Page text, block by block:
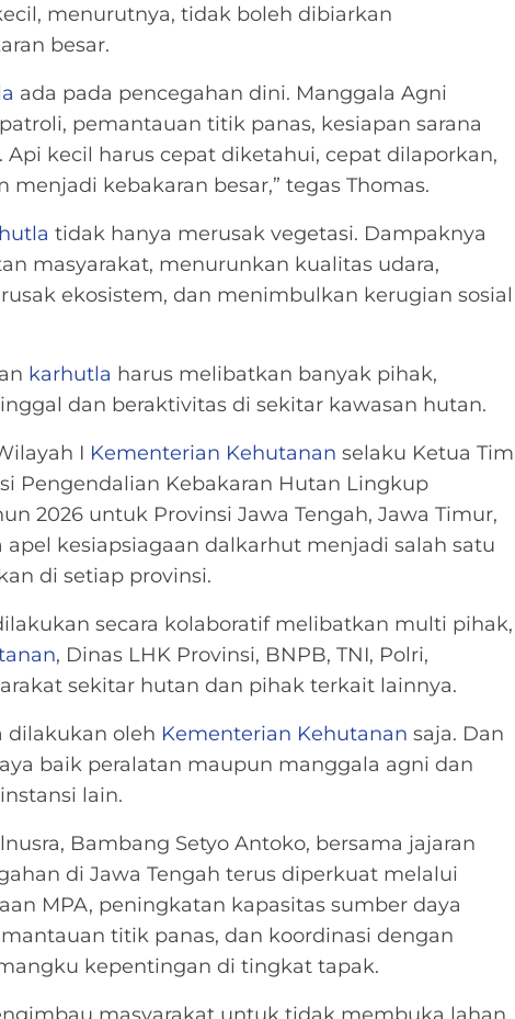
menurutnya, tidak boleh dibiarkan
besar.
ada pada pencegahan dini. Manggala Agni
pemantauan titik panas, kesiapan sarana
Api kecil harus cepat diketahui, cepat dilaporkan,
kebakaran besar,” tegas Thomas.
tidak hanya merusak vegetasi. Dampaknya
masyarakat, menurunkan kualitas udara,
ekosistem, dan menimbulkan kerugian sosial
karhutla harus melibatkan banyak pihak,
dan beraktivitas di sekitar kawasan hutan.
I Kementerian Kehutanan selaku Ketua Tim
Pengendalian Kebakaran Hutan Lingkup
2026 untuk Provinsi Jawa Tengah, Jawa Timur,
apel kesiapsiagaan dalkarhut menjadi salah satu
di setiap provinsi.
secara kolaboratif melibatkan multi pihak,
, Dinas LHK Provinsi, BNPB, TNI, Polri,
sekitar hutan dan pihak terkait lainnya.
dilakukan oleh Kementerian Kehutanan saja. Dan
baik peralatan maupun manggala agni dan
lain.
Bambang Setyo Antoko, bersama jajaran
di Jawa Tengah terus diperkuat melalui
MPA, peningkatan kapasitas sumber daya
titik panas, dan koordinasi dengan
kepentingan di tingkat tapak.
masyarakat untuk tidak membuka lahan